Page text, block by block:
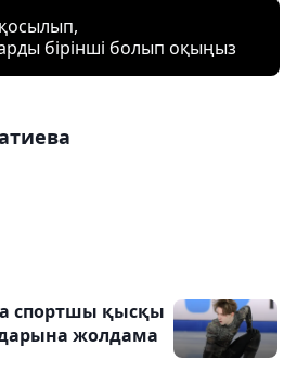
бірінші болып оқыңыз
спортшы қысқы
жолдама